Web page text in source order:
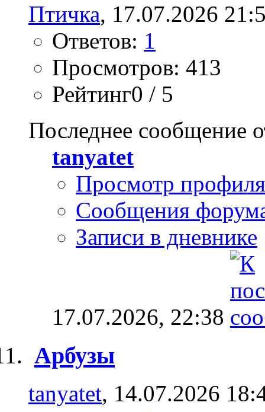
Птичка, 17.07.2026
Ответов: 1
Просмотров: 413
Рейтинг0 / 5
Последнее сообщение
tanyatet
Просмотр профиля
Сообщения
Записи в дневнике
17.07.2026, 22:38
Арбузы
tanyatet, 14.07.2026